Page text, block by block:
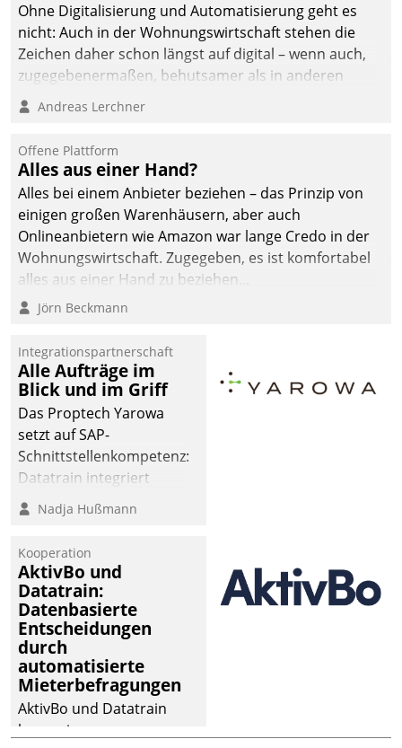
Ohne Digitalisierung und Automatisierung geht es
nicht: Auch in der Wohnungswirtschaft stehen die
Zeichen daher schon längst auf digital – wenn auch,
zugegebenermaßen, behutsamer als in anderen
Branchen.
Andreas Lerchner
Offene Plattform
Alles aus einer Hand?
Alles bei einem Anbieter beziehen – das Prinzip von
einigen großen Warenhäusern, aber auch
Onlineanbietern wie Amazon war lange Credo in der
Wohnungswirtschaft. Zugegeben, es ist komfortabel
alles aus einer Hand zu beziehen...
Jörn Beckmann
Integrationspartnerschaft
Alle Aufträge im
Blick und im Griff
Das Proptech Yarowa
setzt auf SAP-
Schnittstellenkompetenz:
Datatrain integriert
Yarowas Portal zur
Vergabe und Verwaltung
operativen
Instandhaltung in die
SAP-Systemlandschaft
deutscher
Wohnungsunternehmen
– und beschleunigt damit
den Weg vom
Mieteranliegen zum
Dienstleisterauftrag.
Nadja Hußmann
Kooperation
AktivBo und
Datatrain:
Datenbasierte
Entscheidungen
durch
automatisierte
Mieterbefragungen
AktivBo und Datatrain
kooperieren –